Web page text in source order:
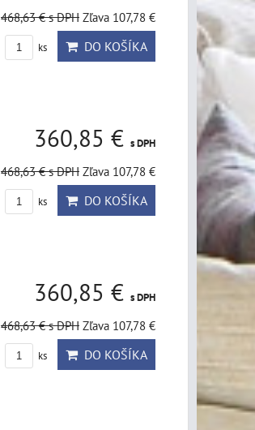
468,63 €s DPH Zľava 107,78 €
ks DO KOŠÍKA
360,85 € s DPH
468,63 €s DPH Zľava 107,78 €
ks DO KOŠÍKA
360,85 € s DPH
468,63 €s DPH Zľava 107,78 €
ks DO KOŠÍKA